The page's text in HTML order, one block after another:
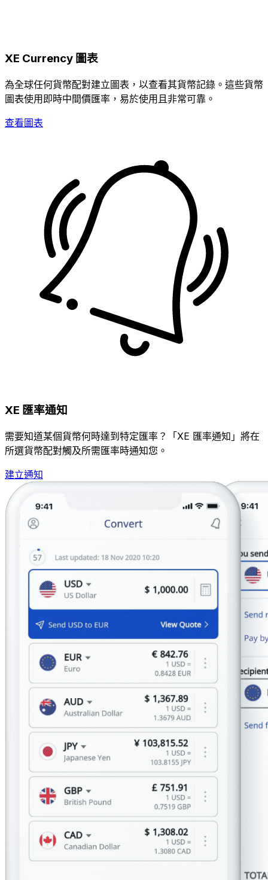
XE Currency 圖表
為全球任何貨幣配對建立圖表，以查看其貨幣記錄。這些貨幣
圖表使用即時中間價匯率，易於使用且非常可靠。
查看圖表
XE 匯率通知
需要知道某個貨幣何時達到特定匯率？「XE 匯率通知」將在
所選貨幣配對觸及所需匯率時通知您。
建立通知